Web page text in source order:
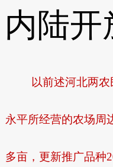
内陆开
以前述河北两农
永平所经营的农场周
多亩，更新推广品种